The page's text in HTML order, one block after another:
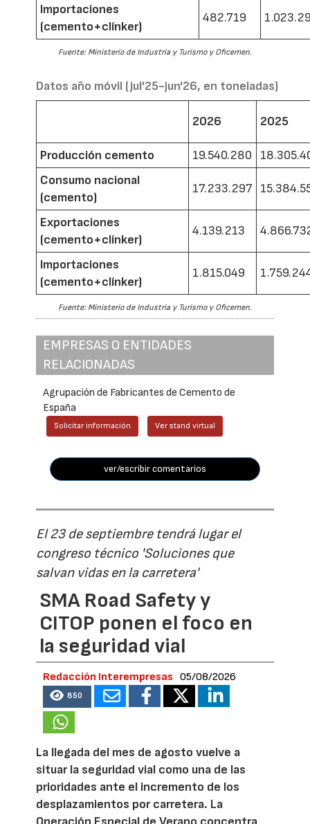
Importaciones
(cemento+clínker)
482.719
Fuente: Ministerio de Industria y Turismo y Oficemen.
Datos año móvil (jul'25-jun'26, en toneladas)
2026 2025
Producción cemento 19.540.280
Consumo nacional
(cemento)
17.233.297
Exportaciones
(cemento+clínker)
4.139.213
Importaciones
(cemento+clínker)
1.815.049
Fuente: Ministerio de Industria y Turismo y Oficemen.
EMPRESAS O ENTIDADES
RELACIONADAS
Agrupación de Fabricantes de Cemento de
España
Solicitar información Ver stand virtual
ver/escribir comentarios
El 23 de septiembre tendrá lugar el
congreso técnico 'Soluciones que
salvan vidas en la carretera'
SMA Road Safety y
CITOP ponen el foco en
la seguridad vial
Redacción Interempresas 05/08/2026
850
La llegada del mes de agosto vuelve a
situar la seguridad vial como una de las
prioridades ante el incremento de los
desplazamientos por carretera. La